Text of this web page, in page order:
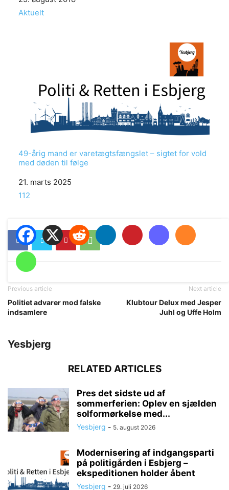
In relation to
Aktuelt
49-årig mand er varetægtsfængslet – sigtet for vold
med døden til følge
Date
21. marts 2025
In relation to
112
Previous article
Politiet advarer mod falske
indsamlere
Next article
Klubtour Delux med Jesper
Juhl og Uffe Holm
Yesbjerg
RELATED ARTICLES
Pres det sidste ud af
sommerferien: Oplev en sjælden
solformørkelse med...
Yesbjerg - 5. august 2026
Modernisering af indgangsparti
på politigården i Esbjerg –
ekspeditionen holder åbent
Yesbjerg - 29. juli 2026